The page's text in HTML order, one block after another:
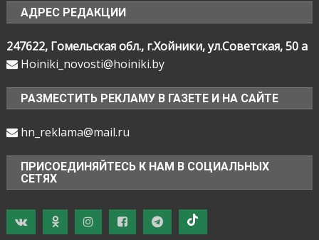
АДРЕС РЕДАКЦИИ
247622, Гомельская обл., г.Хойники, ул.Советская, 50 а
Hoiniki_novosti@hoiniki.by
РАЗМЕСТИТЬ РЕКЛАМУ В ГАЗЕТЕ И НА САЙТЕ
hn_reklama@mail.ru
ПРИСОЕДИНЯЙТЕСЬ К НАМ В СОЦИАЛЬНЫХ
СЕТЯХ